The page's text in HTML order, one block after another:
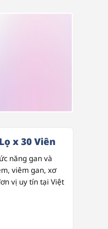
x 30 Viên
năng gan và
viêm gan, xơ
vị uy tín tại Việt